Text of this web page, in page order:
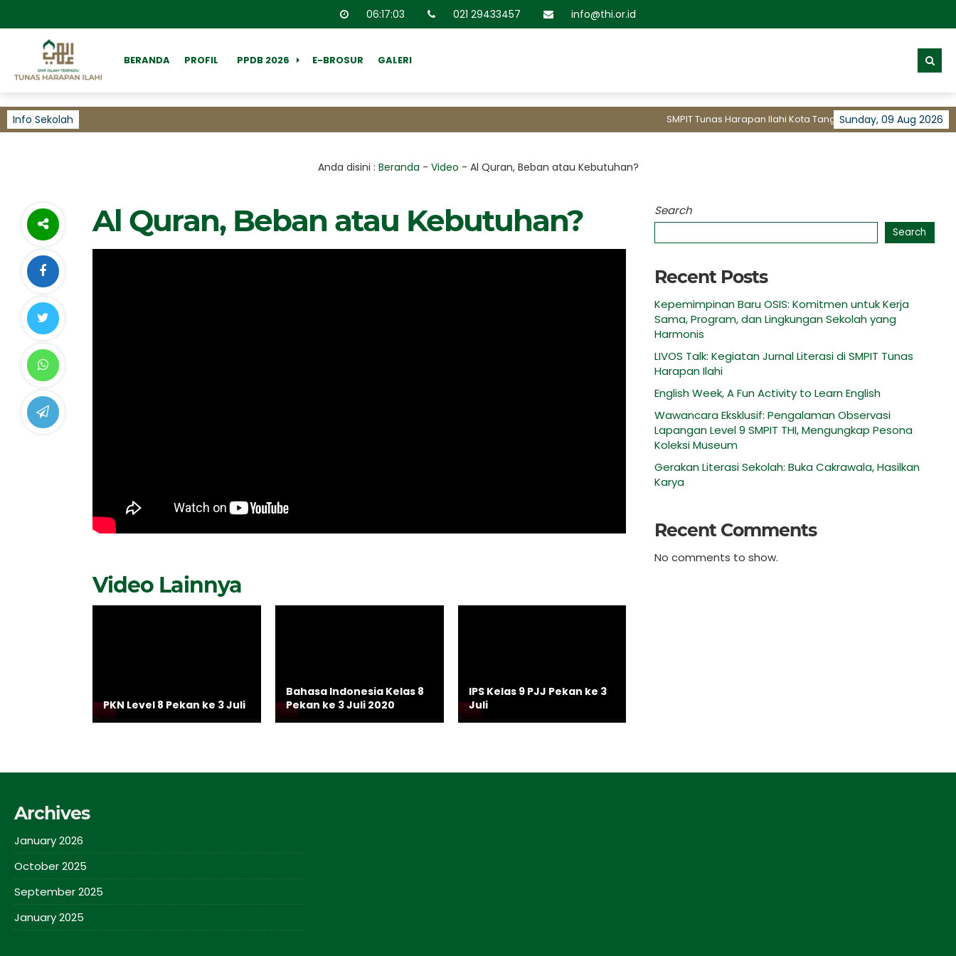
06:17:04 021 29433457 info@thi.or.id
BERANDA PROFIL PPDB 2026 E-BROSUR GALERI
Info Sekolah Sunday, 09 Aug 2026
SMPIT Tunas Harapan Ilahi Kota Tangerang membuka
Anda disini : Beranda - Video - Al Quran, Beban atau Kebutuhan?
Al Quran, Beban atau Kebutuhan?
Video Lainnya
PKN Level 8 Pekan ke 3 Juli
Bahasa Indonesia Kelas 8
Pekan ke 3 Juli 2020
IPS Kelas 9 PJJ Pekan ke 3
Juli
Search
Search
Recent Posts
Kepemimpinan Baru OSIS: Komitmen untuk Kerja
Sama, Program, dan Lingkungan Sekolah yang
Harmonis
LIVOS Talk: Kegiatan Jurnal Literasi di SMPIT Tunas
Harapan Ilahi
English Week, A Fun Activity to Learn English
Wawancara Eksklusif: Pengalaman Observasi
Lapangan Level 9 SMPIT THI, Mengungkap Pesona
Koleksi Museum
Gerakan Literasi Sekolah: Buka Cakrawala, Hasilkan
Karya
Recent Comments
No comments to show.
Archives
January 2026
October 2025
September 2025
January 2025